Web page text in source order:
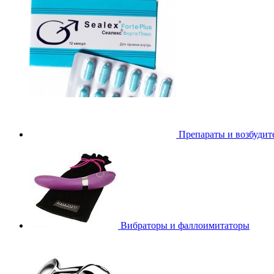
Препараты и
Вибраторы и фаллоимитаторы